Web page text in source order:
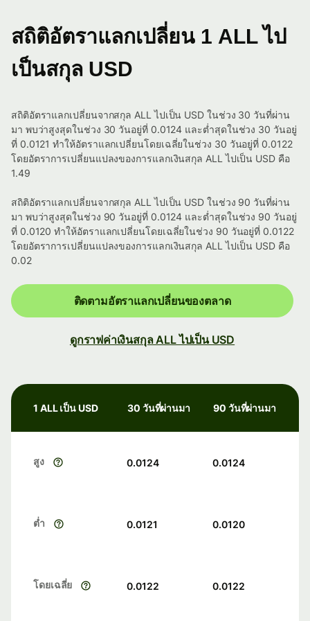
สถิติอัตราแลกเปลี่ยน 1 ALL ไป
เป็นสกุล USD
สถิติอัตราแลกเปลี่ยนจากสกุล ALL ไปเป็น USD ในช่วง 30 วันที่ผ่าน
มา พบว่าสูงสุดในช่วง 30 วันอยู่ที่ 0.0124 และต่ำสุดในช่วง 30 วันอยู่
ที่ 0.0121 ทำให้อัตราแลกเปลี่ยนโดยเฉลี่ยในช่วง 30 วันอยู่ที่ 0.0122
โดยอัตราการเปลี่ยนแปลงของการแลกเงินสกุล ALL ไปเป็น USD คือ
1.49
สถิติอัตราแลกเปลี่ยนจากสกุล ALL ไปเป็น USD ในช่วง 90 วันที่ผ่าน
มา พบว่าสูงสุดในช่วง 90 วันอยู่ที่ 0.0124 และต่ำสุดในช่วง 90 วันอยู่
ที่ 0.0120 ทำให้อัตราแลกเปลี่ยนโดยเฉลี่ยในช่วง 90 วันอยู่ที่ 0.0122
โดยอัตราการเปลี่ยนแปลงของการแลกเงินสกุล ALL ไปเป็น USD คือ
0.02
ติดตามอัตราแลกเปลี่ยนของตลาด
ดูกราฟค่าเงินสกุล ALL ไปเป็น USD
1 ALL เป็น USD 30 วันที่ผ่านมา 90 วันที่ผ่านมา
สูง 0.0124 0.0124
ต่ำ 0.0121 0.0120
โดยเฉลี่ย 0.0122 0.0122